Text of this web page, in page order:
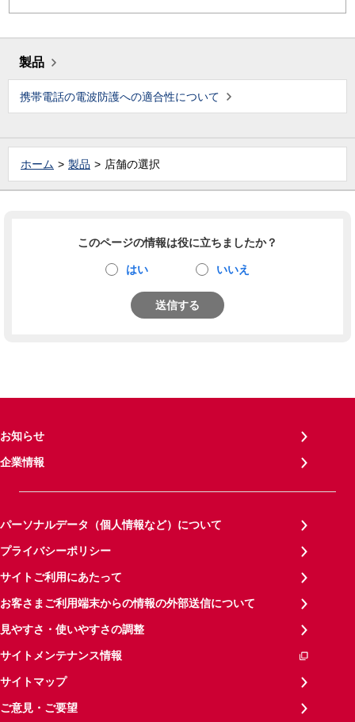
製品
携帯電話の電波防護への適合性について
ホーム 製品 店舗の選択
このページの情報は役に立ちましたか？
はい いいえ
送信する
お知らせ
企業情報
パーソナルデータ（個人情報など）について
プライバシーポリシー
サイトご利用にあたって
お客さまご利用端末からの情報の外部送信について
見やすさ・使いやすさの調整
サイトメンテナンス情報
サイトマップ
ご意見・ご要望